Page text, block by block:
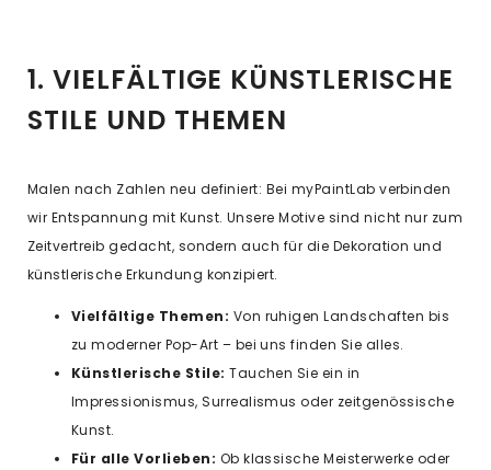
1. VIELFÄLTIGE KÜNSTLERISCHE
STILE UND THEMEN
Malen nach Zahlen neu definiert: Bei myPaintLab verbinden
wir Entspannung mit Kunst. Unsere Motive sind nicht nur zum
Zeitvertreib gedacht, sondern auch für die Dekoration und
künstlerische Erkundung konzipiert.
Vielfältige Themen: Von ruhigen Landschaften bis
zu moderner Pop-Art – bei uns finden Sie alles.
Künstlerische Stile: Tauchen Sie ein in
Impressionismus, Surrealismus oder zeitgenössische
Kunst.
Für alle Vorlieben: Ob klassische Meisterwerke oder